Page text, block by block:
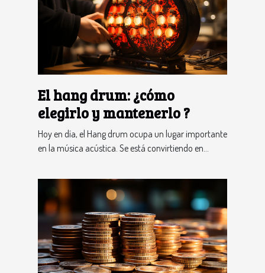
El hang drum: ¿cómo
elegirlo y mantenerlo ?
Hoy en día, el Hang drum ocupa un lugar importante
en la música acústica. Se está convirtiendo en...